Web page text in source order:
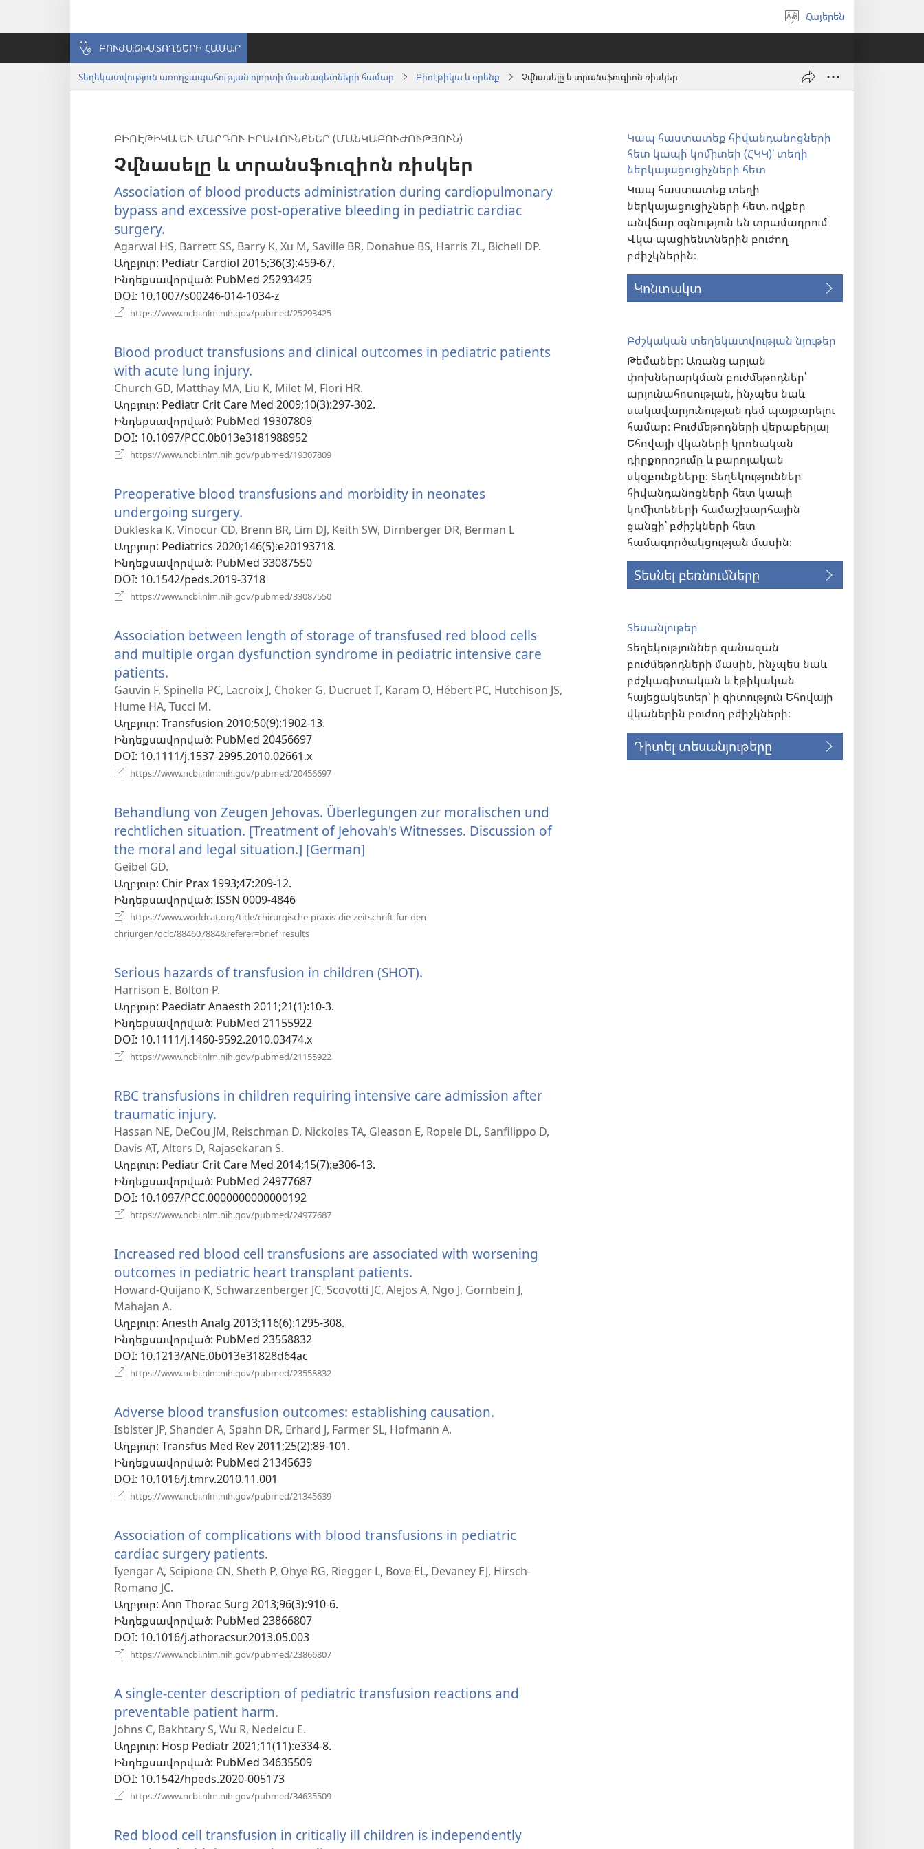
Ընտրել
լեզուն
Հայերեն
ԲՈՒԺԱՇԽԱՏՈՂՆԵՐԻ ՀԱՄԱՐ
Տեղեկատվություն առողջապահության ոլորտի մասնագետների համար Բիոէթիկա և օրենք Չվնասելը և տրանսֆուզիոն ռիսկեր
ԲԻՈԷԹԻԿԱ ԵՒ ՄԱՐԴՈՒ ԻՐԱՎՈՒՆՔՆԵՐ (ՄԱՆԿԱԲՈՒԺՈՒԹՅՈՒՆ)
Չվնասելը և տրանսֆուզիոն ռիսկեր
Association of blood products administration during cardiopulmonary
bypass and excessive post-operative bleeding in pediatric cardiac
surgery.
է
նոր
պատուհան)
Agarwal HS, Barrett SS, Barry K, Xu M, Saville BR, Donahue BS, Harris ZL, Bichell DP.
Աղբյուր‎: Pediatr Cardiol 2015;36(3):459-67.
Ինդեքսավորված‎: PubMed 25293425
DOI‎: 10.1007/s00246-014-1034-z
https://www.ncbi.nlm.nih.gov/pubmed/25293425
պատուհան)
Blood product transfusions and clinical outcomes in pediatric patients
with acute lung injury.
է
նոր
պատուհան)
Church GD, Matthay MA, Liu K, Milet M, Flori HR.
Աղբյուր‎: Pediatr Crit Care Med 2009;10(3):297-302.
Ինդեքսավորված‎: PubMed 19307809
DOI‎: 10.1097/PCC.0b013e3181988952
https://www.ncbi.nlm.nih.gov/pubmed/19307809
պատուհան)
Preoperative blood transfusions and morbidity in neonates
undergoing surgery.
է
նոր
պատուհան)
Dukleska K, Vinocur CD, Brenn BR, Lim DJ, Keith SW, Dirnberger DR, Berman L
Աղբյուր‎: Pediatrics 2020;146(5):e20193718.
Ինդեքսավորված‎: PubMed 33087550
DOI‎: 10.1542/peds.2019-3718
https://www.ncbi.nlm.nih.gov/pubmed/33087550
պատուհան)
Association between length of storage of transfused red blood cells
and multiple organ dysfunction syndrome in pediatric intensive care
patients.
է
նոր
պատուհան)
Gauvin F, Spinella PC, Lacroix J, Choker G, Ducruet T, Karam O, Hébert PC, Hutchison JS,
Hume HA, Tucci M.
Աղբյուր‎: Transfusion 2010;50(9):1902-13.
Ինդեքսավորված‎: PubMed 20456697
DOI‎: 10.1111/j.1537-2995.2010.02661.x
https://www.ncbi.nlm.nih.gov/pubmed/20456697
պատուհան)
Behandlung von Zeugen Jehovas. Überlegungen zur moralischen und
rechtlichen situation. [Treatment of Jehovah's Witnesses. Discussion of
the moral and legal situation.] [German]
Geibel GD.
Աղբյուր‎: Chir Prax 1993;47:209-12.
Ինդեքսավորված‎: ISSN 0009-4846
https://www.worldcat.org/title/chirurgische-praxis-die-zeitschrift-fur-den-
chriurgen/oclc/884607884&referer=brief_results
պատուհան)
Serious hazards of transfusion in children (SHOT).
Harrison E, Bolton P.
Աղբյուր‎: Paediatr Anaesth 2011;21(1):10-3.
Ինդեքսավորված‎: PubMed 21155922
DOI‎: 10.1111/j.1460-9592.2010.03474.x
https://www.ncbi.nlm.nih.gov/pubmed/21155922
պատուհան)
RBC transfusions in children requiring intensive care admission after
traumatic injury.
է
նոր
պատուհան)
Hassan NE, DeCou JM, Reischman D, Nickoles TA, Gleason E, Ropele DL, Sanfilippo D,
Davis AT, Alters D, Rajasekaran S.
Աղբյուր‎: Pediatr Crit Care Med 2014;15(7):e306-13.
Ինդեքսավորված‎: PubMed 24977687
DOI‎: 10.1097/PCC.0000000000000192
https://www.ncbi.nlm.nih.gov/pubmed/24977687
պատուհան)
Increased red blood cell transfusions are associated with worsening
outcomes in pediatric heart transplant patients.
է
Howard-Quijano K, Schwarzenberger JC, Scovotti JC, Alejos A, Ngo J, Gornbein J,
Mahajan A.
Աղբյուր‎: Anesth Analg 2013;116(6):1295-308.
Ինդեքսավորված‎: PubMed 23558832
DOI‎: 10.1213/ANE.0b013e31828d64ac
https://www.ncbi.nlm.nih.gov/pubmed/23558832
պատուհան)
Adverse blood transfusion outcomes: establishing causation.
Isbister JP, Shander A, Spahn DR, Erhard J, Farmer SL, Hofmann A.
Աղբյուր‎: Transfus Med Rev 2011;25(2):89-101.
Ինդեքսավորված‎: PubMed 21345639
DOI‎: 10.1016/j.tmrv.2010.11.001
https://www.ncbi.nlm.nih.gov/pubmed/21345639
պատուհան)
Association of complications with blood transfusions in pediatric
cardiac surgery patients.
է
պատուհան)
Iyengar A, Scipione CN, Sheth P, Ohye RG, Riegger L, Bove EL, Devaney EJ, Hirsch-
Romano JC.
Աղբյուր‎: Ann Thorac Surg 2013;96(3):910-6.
Ինդեքսավորված‎: PubMed 23866807
DOI‎: 10.1016/j.athoracsur.2013.05.003
https://www.ncbi.nlm.nih.gov/pubmed/23866807
պատուհան)
A single-center description of pediatric transfusion reactions and
preventable patient harm.
է
նոր
պատուհան)
Johns C, Bakhtary S, Wu R, Nedelcu E.
Աղբյուր‎: Hosp Pediatr 2021;11(11):e334-8.
Ինդեքսավորված‎: PubMed 34635509
DOI‎: 10.1542/hpeds.2020-005173
https://www.ncbi.nlm.nih.gov/pubmed/34635509
պատուհան)
Red blood cell transfusion in critically ill children is independently
Կապ հաստատեք հիվանդանոցների
հետ կապի կոմիտեի (ՀԿԿ)՝ տեղի
ներկայացուցիչների հետ
Կապ հաստատեք տեղի
ներկայացուցիչների հետ, ովքեր
անվճար օգնություն են տրամադրում
Վկա պացիենտներին բուժող
բժիշկներին։
Կոնտակտ
Բժշկական տեղեկատվության նյութեր
Թեմաներ։ Առանց արյան
փոխներարկման բուժմեթոդներ՝
արյունահոսության, ինչպես նաև
սակավարյունության դեմ պայքարելու
համար։ Բուժմեթոդների վերաբերյալ
Եհովայի վկաների կրոնական
դիրքորոշումը և բարոյական
սկզբունքները։ Տեղեկություններ
հիվանդանոցների հետ կապի
կոմիտեների համաշխարհային
ցանցի՝ բժիշկների հետ
համագործակցության մասին։
Տեսնել բեռնումները
Տեսանյութեր
Տեղեկություններ զանազան
բուժմեթոդների մասին, ինչպես նաև
բժշկագիտական և էթիկական
հայեցակետեր՝ ի գիտություն Եհովայի
վկաներին բուժող բժիշկների։
Դիտել տեսանյութերը